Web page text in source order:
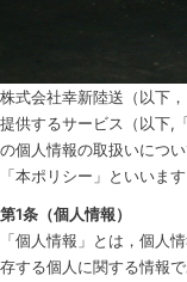
株式会社幸新陸送（以下
提供するサービス（以下,
の個人情報の取扱いにつ
「本ポリシー」といいま
第1条（個人情報）
「個人情報」とは，個人
存する個人に関する情報